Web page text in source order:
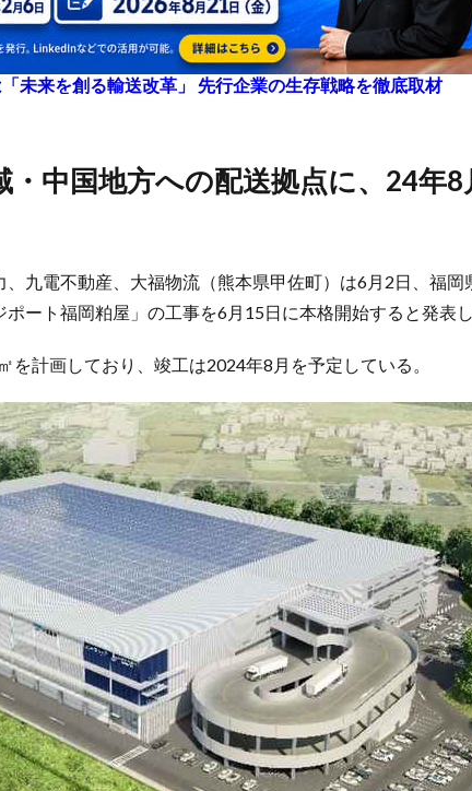
未来を創る輸送改革」 先行企業の生存戦略を徹底取材
九電不動産、大福物流（熊本県甲佐町）は6月2日、福岡
ート福岡粕屋」の工事を6月15日に本格開始すると発表し
計画しており、竣工は2024年8月を予定している。